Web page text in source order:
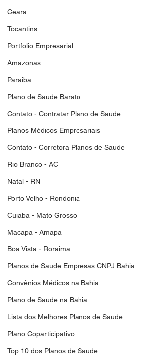
Ceara
Tocantins
Portfolio Empresarial
Amazonas
Paraiba
Plano de Saude Barato
Contato - Contratar Plano de Saude
Planos Médicos Empresariais
Contato - Corretora Planos de Saude
Rio Branco - AC
Natal - RN
Porto Velho - Rondonia
Cuiaba - Mato Grosso
Macapa - Amapa
Boa Vista - Roraima
Planos de Saude Empresas CNPJ Bahia
Convênios Médicos na Bahia
Plano de Saude na Bahia
Lista dos Melhores Planos de Saude
Plano Coparticipativo
Top 10 dos Planos de Saude